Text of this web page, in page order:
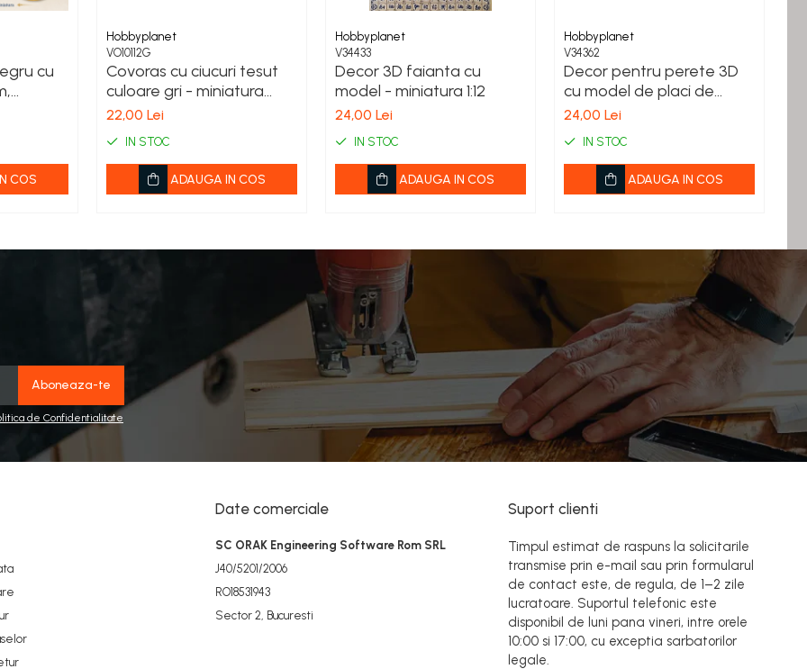
cu
COS
Hobbyplanet
VO10112G
Covoras cu ciucuri tesut
culoare gri - miniatura
papusi
22,00 Lei
IN STOC
ADAUGA IN COS
Hobbyplanet
V34433
Decor 3D faianta cu
model - miniatura 1:12
24,00 Lei
IN STOC
ADAUGA IN COS
Hobbyplanet
V34362
Decor pentru perete 3D
cu model de placi de
faianta in sah - bleu cu
24,00 Lei
IN STOC
ADAUGA IN COS
de Confidentialitate
Date comerciale
SC ORAK Engineering Software Rom SRL
J40/5201/2006
RO18531943
Sector 2, Bucuresti
Suport clienti
Timpul estimat de raspuns la solicitarile
transmise prin e-mail sau prin formularul
de contact este, de regula, de 1–2 zile
lucratoare. Suportul telefonic este
disponibil de luni pana vineri, intre orele
10:00 si 17:00, cu exceptia sarbatorilor
legale.